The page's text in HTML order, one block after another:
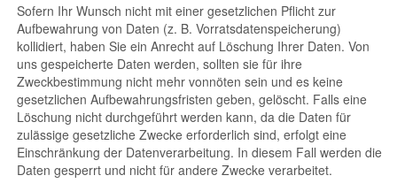
Sofern Ihr Wunsch nicht mit einer gesetzlichen Pflicht zur
Aufbewahrung von Daten (z. B. Vorratsdatenspeicherung)
kollidiert, haben Sie ein Anrecht auf Löschung Ihrer Daten. Von
uns gespeicherte Daten werden, sollten sie für ihre
Zweckbestimmung nicht mehr vonnöten sein und es keine
gesetzlichen Aufbewahrungsfristen geben, gelöscht. Falls eine
Löschung nicht durchgeführt werden kann, da die Daten für
zulässige gesetzliche Zwecke erforderlich sind, erfolgt eine
Einschränkung der Datenverarbeitung. In diesem Fall werden die
Daten gesperrt und nicht für andere Zwecke verarbeitet.